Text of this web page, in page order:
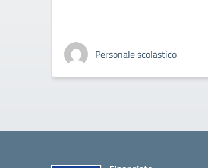
Personale scolastico